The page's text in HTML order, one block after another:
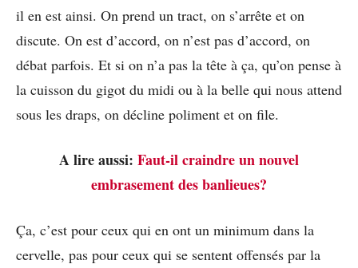
il en est ainsi. On prend un tract, on s’arrête et on
discute. On est d’accord, on n’est pas d’accord, on
débat parfois. Et si on n’a pas la tête à ça, qu’on pense à
la cuisson du gigot du midi ou à la belle qui nous attend
sous les draps, on décline poliment et on file.
A lire aussi: Faut-il craindre un nouvel
embrasement des banlieues?
Ça, c’est pour ceux qui en ont un minimum dans la
cervelle, pas pour ceux qui se sentent offensés par la